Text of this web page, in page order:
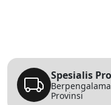
Spesialis
Provinsi